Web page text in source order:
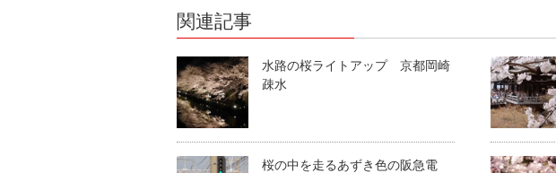
関連記事
水路の桜ライトアップ 京都岡崎
疎水
桜の中を走るあずき色の阪急電